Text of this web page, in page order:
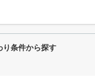
条件から探す